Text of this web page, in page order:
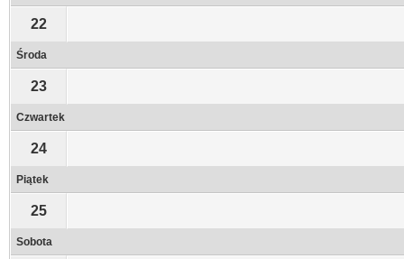
22
Środa
23
Czwartek
24
Piątek
25
Sobota